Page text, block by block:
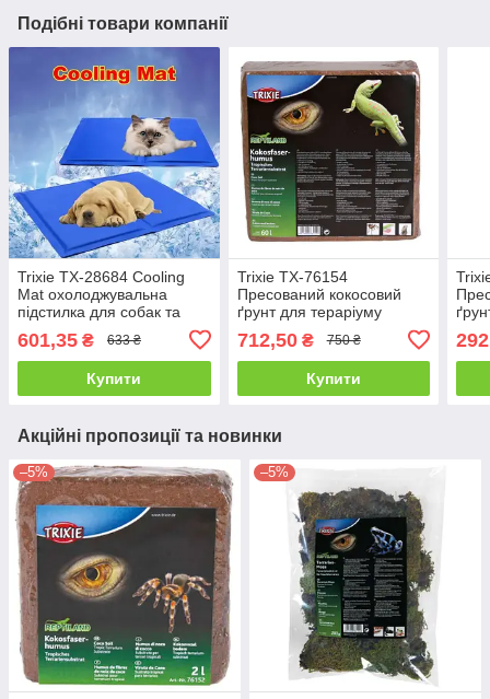
Подібні товари компанії
Trixie TX-28684 Cooling
Mat охолоджувальна
підстилка для собак та
601,35 ₴ 633 ₴
Купити
Trixie TX-76154
Пресований кокосовий
ґрунт для тераріуму
712,50₴ 750 ₴
Купити
Акційні пропозиції та новинки
–5% –5%